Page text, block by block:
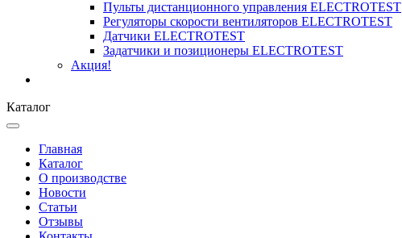
Пульты дистанционного управления ELECTROTEST
Регуляторы скорости вентиляторов ELECTROTEST
Датчики ELECTROTEST
Задатчики и позиционеры ELECTROTEST
Акция!
Каталог
Главная
Каталог
О производстве
Новости
Статьи
Отзывы